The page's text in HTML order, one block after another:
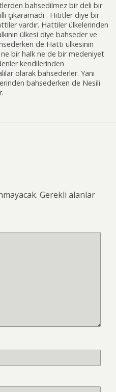
bahsedilmez bir deli bir
çıkaramadı . Hititler diye bir
vardır. Hattiler ülkelerinden
ülkesi diye bahseder ve
de Hatti ülkesinin
bir halk ne de bir medeniyet
kendilerinden
olarak bahsederler. Yani
bahsederken de Nesili
Gerekli alanlar